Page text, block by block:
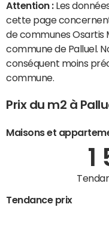
Attention : Les
cette page
de communes Osartis
commune de Palluel.
conséquent moins
commune.
Prix du m2 à
Maisons et
1
Tendance prix